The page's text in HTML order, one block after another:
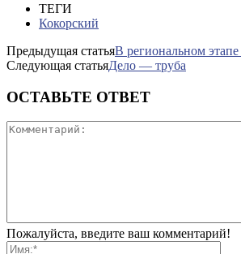
ТЕГИ
Кокорский
Предыдущая статьяВ региональном
Следующая статьяДело — труба
ОСТАВЬТЕ ОТВЕТ
Пожалуйста, введите ваш комментарий!